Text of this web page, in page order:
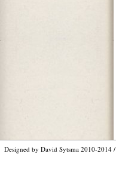
Designed by David Sytsma 2010-2014 /